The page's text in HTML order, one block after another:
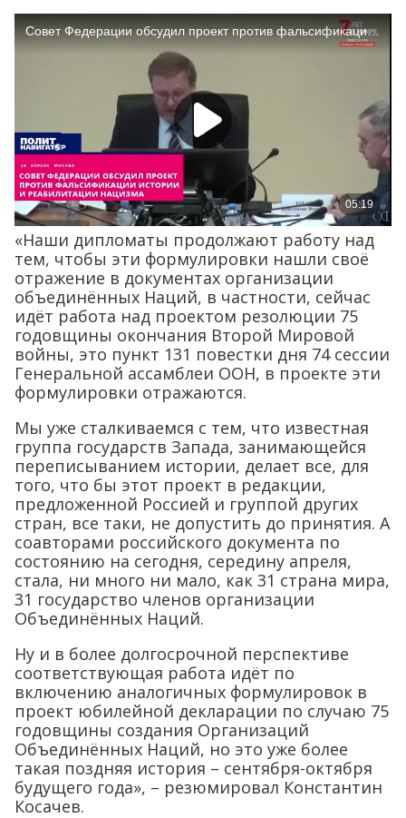
«Наши дипломаты продолжают работу над
тем, чтобы эти формулировки нашли своё
отражение в документах организации
объединённых Наций, в частности, сейчас
идёт работа над проектом резолюции 75
годовщины окончания Второй Мировой
войны, это пункт 131 повестки дня 74 сессии
Генеральной ассамблеи ООН, в проекте эти
формулировки отражаются.
Мы уже сталкиваемся с тем, что известная
группа государств Запада, занимающейся
переписыванием истории, делает все, для
того, что бы этот проект в редакции,
предложенной Россией и группой других
стран, все таки, не допустить до принятия. А
соавторами российского документа по
состоянию на сегодня, середину апреля,
стала, ни много ни мало, как 31 страна мира,
31 государство членов организации
Объединённых Наций.
Ну и в более долгосрочной перспективе
соответствующая работа идёт по
включению аналогичных формулировок в
проект юбилейной декларации по случаю 75
годовщины создания Организаций
Объединённых Наций, но это уже более
такая поздняя история – сентября-октября
будущего года», – резюмировал Константин
Косачев.